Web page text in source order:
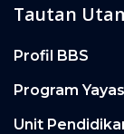
Tautan
Profil BBS
Program
Unit